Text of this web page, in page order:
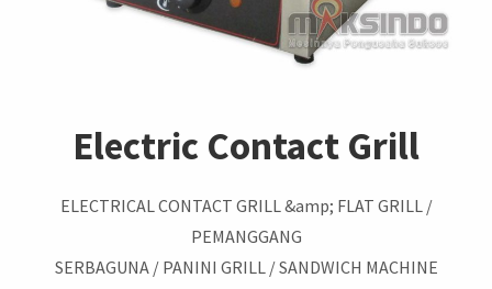
Electric Contact Grill
ELECTRICAL CONTACT GRILL &amp; FLAT GRILL /
PEMANGGANG
SERBAGUNA / PANINI GRILL / SANDWICH MACHINE